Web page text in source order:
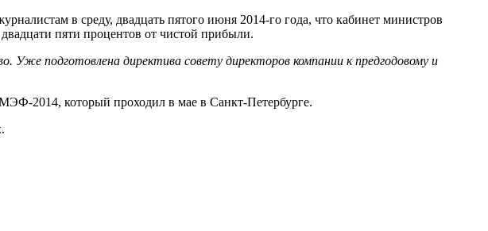
в среду, двадцать пятого июня 2014-го года, что кабинет министров
пяти процентов от чистой прибыли.
Уже подготовлена директива совету директоров компании к предгодовому и
2014, который проходил в мае в Санкт-Петербурге.